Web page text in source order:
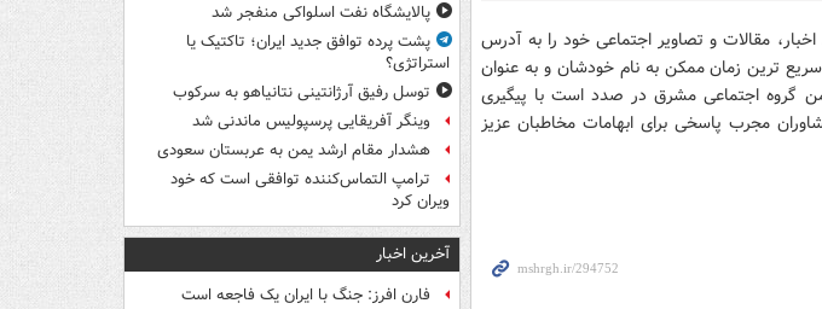
مقالات و تصاویر اجتماعی خود را به آدرس
ترین زمان ممکن به نام خودشان و به عنوان
گروه اجتماعی مشرق در صدد است با پیگیری
مجرب پاسخی برای ابهامات مخاطبان عزیز
پالایشگاه نفت اسلواکی منفجر شد
پشت پرده توافق جدید ایران؛ تاکتیک یا
استراتژی؟
توسل رفیق آرژانتینی نتانیاهو به سرکوب
وینگر آفریقایی پرسپولیس ماندنی شد
هشدار مقام ارشد یمن به عربستان سعودی
ترامپ التماس‌کننده توافقی است که خود
ویران کرد
آخرین اخبار
فارن افرز: جنگ با ایران یک فاجعه است